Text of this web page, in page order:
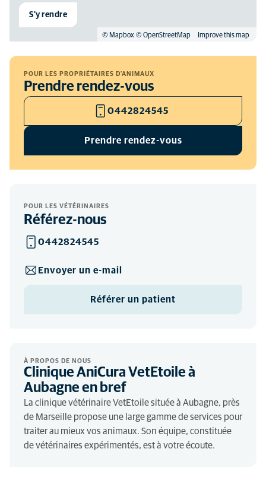
© Mapbox © OpenStreetMap Improve this map
S'y rendre
POUR LES PROPRIÉTAIRES D'ANIMAUX
Prendre rendez-vous
0442824545
Prendre rendez-vous
POUR LES VÉTÉRINAIRES
Référez-nous
0442824545
Envoyer un e-mail
Référer un patient
À PROPOS DE NOUS
Clinique AniCura VetEtoile à
Aubagne en bref
La clinique vétérinaire VetEtoile située à Aubagne, près
de Marseille propose une large gamme de services pour
traiter au mieux vos animaux. Son équipe, constituée
de vétérinaires expérimentés, est à votre écoute.